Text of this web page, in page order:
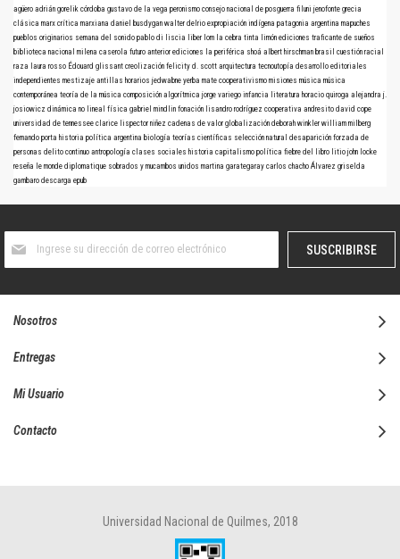
agüero adrián gorelik córdoba gustavo de la vega peronismo consejo nacional de posguerra filuni jenofonte grecia
clásica marx crítica marxiana daniel busdygan walter delrio expropiación indígena patagonia argentina mapuches
pueblos originarios semana del sonido pablo di liscia liber lom la cebra tinta limón ediciones traficante de sueños
biblioteca nacional milena caserola futuro anterior ediciones la periférica shoá albert hirschman brasil cuestión racial
raza laura rosso Édouard glissant creolización felicity d. scott arquitectura tecnoutopía desarrollo editoriales
independientes mestizaje antillas horarios jedwabne yerba mate cooperativismo misiones música música
contemporánea teoría de la música composición algorítmica jorge variego infancia literatura horacio quiroga alejandra j.
josiowicz dinámica no lineal física gabriel mindlin fonación lisandro rodríguez cooperativa andresito david cope
universidad de tennessee clarice lispector niñez cadenas de valor globalización deborah winkler william milberg
fernando porta historia política argentina biología teorías científicas selección natural desaparición forzada de
personas delito continuo antropología clases sociales historia capitalismo política fiebre del libro litio john locke
reseña le monde diplomatique sobrados y mucambos unidos martina garategaray carlos chacho Álvarez griselda
gambaro descarga epub
boletín
SUSCRIBIRSE
Nosotros
Entregas
Mi Usuario
Contacto
Universidad Nacional de Quilmes, 2018